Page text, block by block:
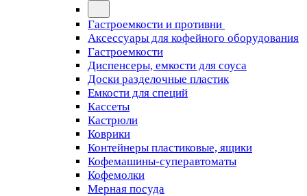
Гастроемкости и противни
Аксессуары для кофейного оборудования
Гастроемкости
Диспенсеры, емкости для соуса
Доски разделочные пластик
Емкости для специй
Кассеты
Кастрюли
Коврики
Контейнеры пластиковые, ящики
Кофемашины-суперавтоматы
Кофемолки
Мерная посуда